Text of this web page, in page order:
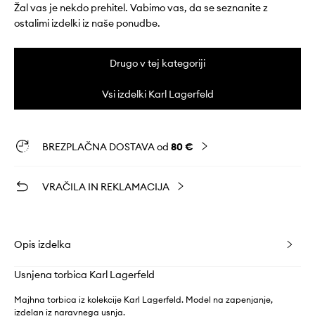
Žal vas je nekdo prehitel. Vabimo vas, da se seznanite z
ostalimi izdelki iz naše ponudbe.
Drugo v tej kategoriji
Vsi izdelki Karl Lagerfeld
BREZPLAČNA DOSTAVA od 80 €
VRAČILA IN REKLAMACIJA
Opis izdelka
Usnjena torbica Karl Lagerfeld
Majhna torbica iz kolekcije Karl Lagerfeld. Model na zapenjanje,
izdelan iz naravnega usnja.